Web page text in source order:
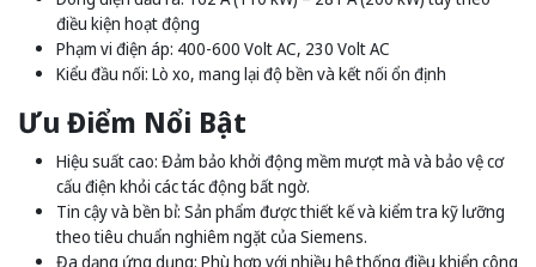
điều kiện hoạt động
Phạm vi điện áp: 400-600 Volt AC, 230 Volt AC
Kiểu đầu nối: Lò xo, mang lại độ bền và kết nối ổn định
Ưu Điểm Nổi Bật
Hiệu suất cao: Đảm bảo khởi động mềm mượt mà và bảo vệ cơ
cấu điện khỏi các tác động bất ngờ.
Tin cậy và bền bỉ: Sản phẩm được thiết kế và kiểm tra kỹ lưỡng
theo tiêu chuẩn nghiêm ngặt của Siemens.
Đa dạng ứng dụng: Phù hợp với nhiều hệ thống điều khiển công